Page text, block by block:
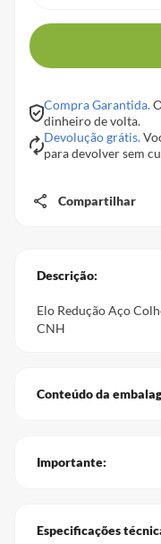
Compra Garantida.
dinheiro de volta.
Devolução grátis.
para devolver sem
Compartilhar
Descrição:
Elo Redução Aço
CNH
Conteúdo da
Importante:
Especificações